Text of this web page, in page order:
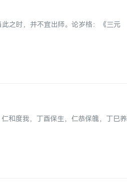
之时，并不宜出师。论岁格：《三元
和度我，丁酉保生，仁恭保魄，丁巳养